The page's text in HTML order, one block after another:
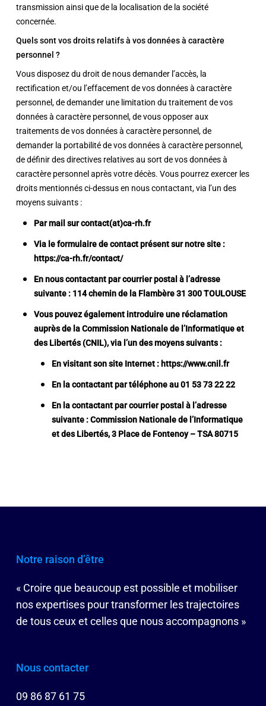
transmission ainsi que de la localisation de la société
concernée.
Quels sont vos droits relatifs à vos données à caractère
personnel ?
Vous disposez du droit de nous demander l’accès, la
rectification et/ou l’effacement de vos données à caractère
personnel, de demander une limitation du traitement de vos
données à caractère personnel, de vous opposer aux
traitements de vos données à caractère personnel, de
demander la portabilité de vos données à caractère personnel,
de définir des directives relatives au sort de vos données à
caractère personnel après votre décès. Vous pourrez exercer les
droits mentionnés ci-dessus en nous contactant, via l’un des
moyens suivants :
Par mail sur contact(at)ca-rh.fr
Via le formulaire de contact présent sur notre site :
https://ca-rh.fr/contact/
En nous contactant par courrier postal à l’adresse
suivante : 114 chemin de la Flambère 31 300 TOULOUSE
Vous pouvez également introduire une réclamation
auprès de la Commission Nationale de l’Informatique et
des Libertés (CNIL), via l’un des moyens suivants :
En visitant son site Internet : https://www.cnil.fr
En la contactant par téléphone au 01 53 73 22 22
En la contactant par courrier postal à l’adresse
suivante : Commission Nationale de l’Informatique
et des Libertés, 3 Place de Fontenoy – TSA 80715
Notre raison d’être
« Croire que beaucoup est possible et mobiliser
nos expertises pour transformer les trajectoires
de tous ceux et celles que nous accompagnons »
Nous contacter
09 86 87 61 75